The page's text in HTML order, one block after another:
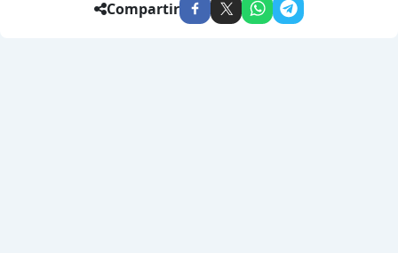
Compartir